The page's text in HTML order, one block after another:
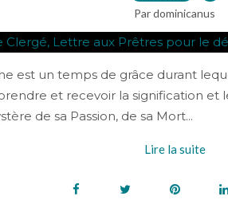
Par dominicanus
est un temps de grâce durant
et recevoir la signification et
de sa Passion, de sa Mort...
Lire la suite